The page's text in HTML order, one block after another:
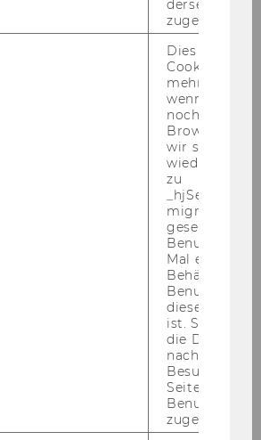
2004
STOLL Wilfried (geb. 1937), Dr.,
Vorsitzender des Aufsichtsrats
HÄUPL Michael (geb. 1949), Dr.,
Landeshauptmann von Wien
TREICHL Andreas (geb. 1952),
Mag., Generaldirektor der ERSTE
derselben
zugeordnet
Dies ist ein
Cookie, das
mehr setzen,
wenn ein
noch in
Browser hat,
wir seinen
zu
migrieren.
gesetzt,
Benutzer
Mal eine
Behält die
Benutzer-ID
diese Seite
ist. Stellt
die Daten von
Besuchen
Seite
Benutzer-ID
zugeordnet